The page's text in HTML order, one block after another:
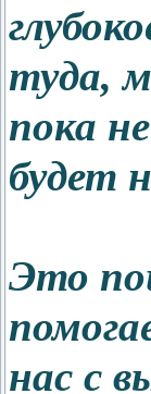
туда,
пока
будет
Это
нас с